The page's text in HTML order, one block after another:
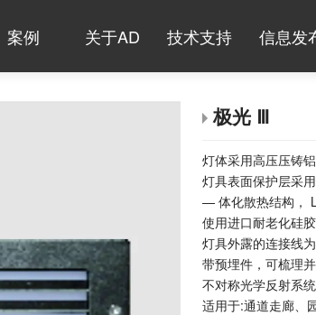
例 关于AD 技术支持 信息发
极光 Ⅲ
灯体采用高压压铸
灯具表面保护层采
— 体化散热结构，
使用进口耐老化硅
灯具外露的连接线
带预埋件，可梳理
不对称光学反射系
适用于:通道走廊、